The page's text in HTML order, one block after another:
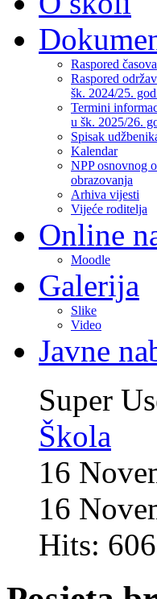
Raspored časova
Raspored
šk. 2024/25.
Termini
u šk. 2025/26.
Spisak
Kalendar
NPP osnovnog
obrazovanja
Arhiva vijesti
Vijeće roditelja
Online
Moodle
Galerija
Slike
Video
Javne
Super
Škola
16
16
Hits: